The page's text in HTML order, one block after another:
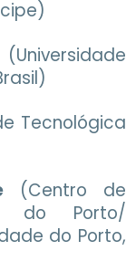
(Universidade
Tecnológica
(Centro de
do Porto/
do Porto,